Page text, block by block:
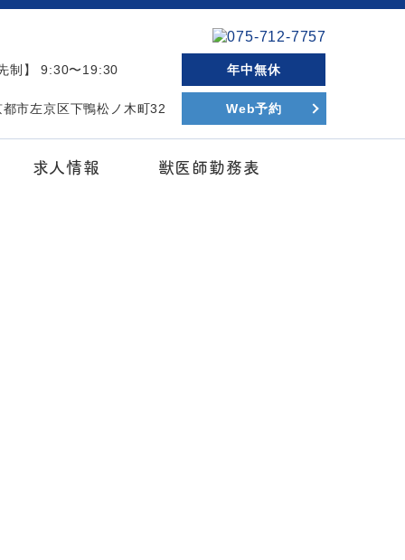
制】 9:30〜19:30 年中無休
市左京区下鴨松ノ木町32 Web予約
求人情報 獣医師勤務表